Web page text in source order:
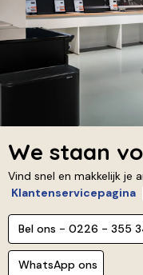
We staan
Vind snel en makkelijk je
Klantenservicepagina
Bel ons - 0226 - 355
WhatsApp ons